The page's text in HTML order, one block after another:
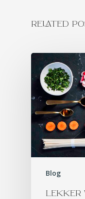
RELATED
Blog
LEKKER